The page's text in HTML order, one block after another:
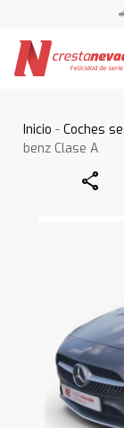
Inicio -Coches
benz Clase A
Share